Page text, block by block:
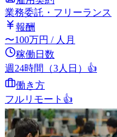
業務委託・フリーランス
報酬
〜100万円 / 人月
稼働日数
週24時間（3人日） 👍
働き方
フルリモート 👍